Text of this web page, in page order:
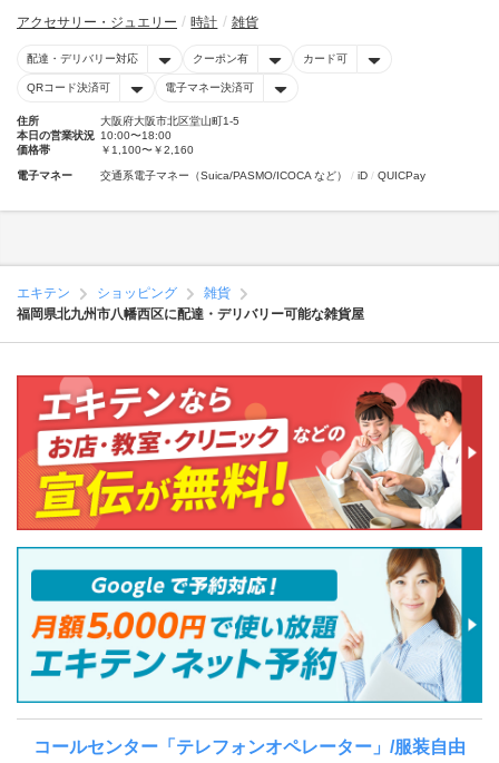
アクセサリー・ジュエリー 時計 雑貨
配達・デリバリー対応 クーポン有 カード可
QRコード決済可 電子マネー決済可
住所
大阪府大阪市北区堂山町1-5
本日の営業状況 10:00〜18:00
価格帯
￥1,100〜￥2,160
電子マネー 交通系電子マネー（Suica/PASMO/ICOCA など） iD QUICPay
エキテン ショッピング
雑貨
福岡県北九州市八幡西区に配達・デリバリー可能な雑貨屋
コールセンター「テレフォンオペレーター」/服装自由